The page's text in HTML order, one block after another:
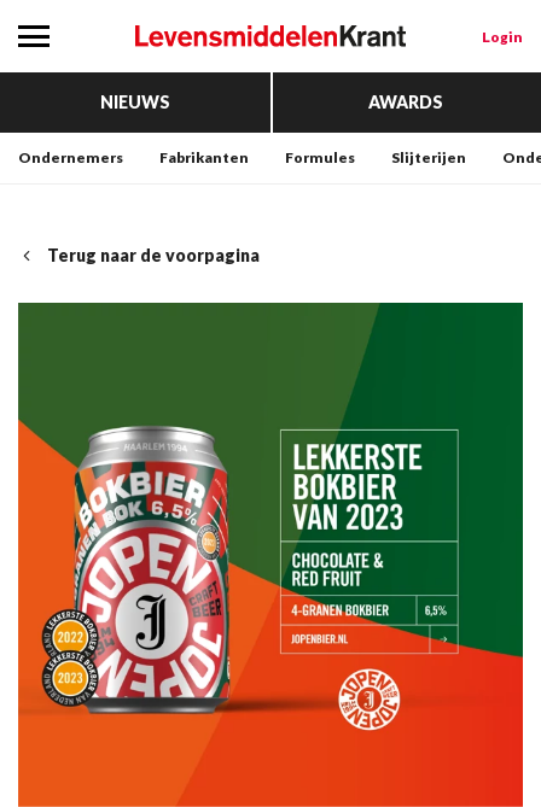
Login
NIEUWS AWARDS
Ondernemers Fabrikanten Formules Slijterijen
Terug naar de voorpagina